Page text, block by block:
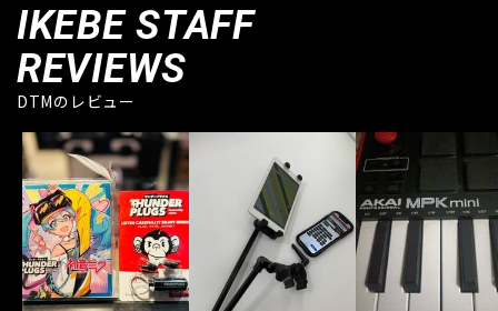
IKEBE STAFF
REVIEWS
DTMのレビュー